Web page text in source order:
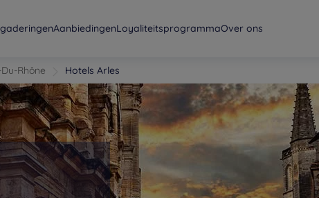
AanbiedingenLoyaliteitsprogrammaOver ons
Rhône Hotels Arles